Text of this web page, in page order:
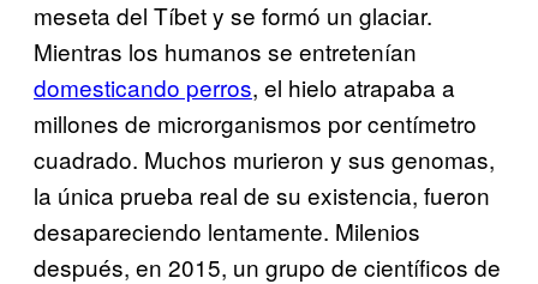
meseta del Tíbet y se formó un glaciar.
Mientras los humanos se entretenían
domesticando perros, el hielo atrapaba a
millones de microrganismos por centímetro
cuadrado. Muchos murieron y sus genomas,
la única prueba real de su existencia, fueron
desapareciendo lentamente. Milenios
después, en 2015, un grupo de científicos de